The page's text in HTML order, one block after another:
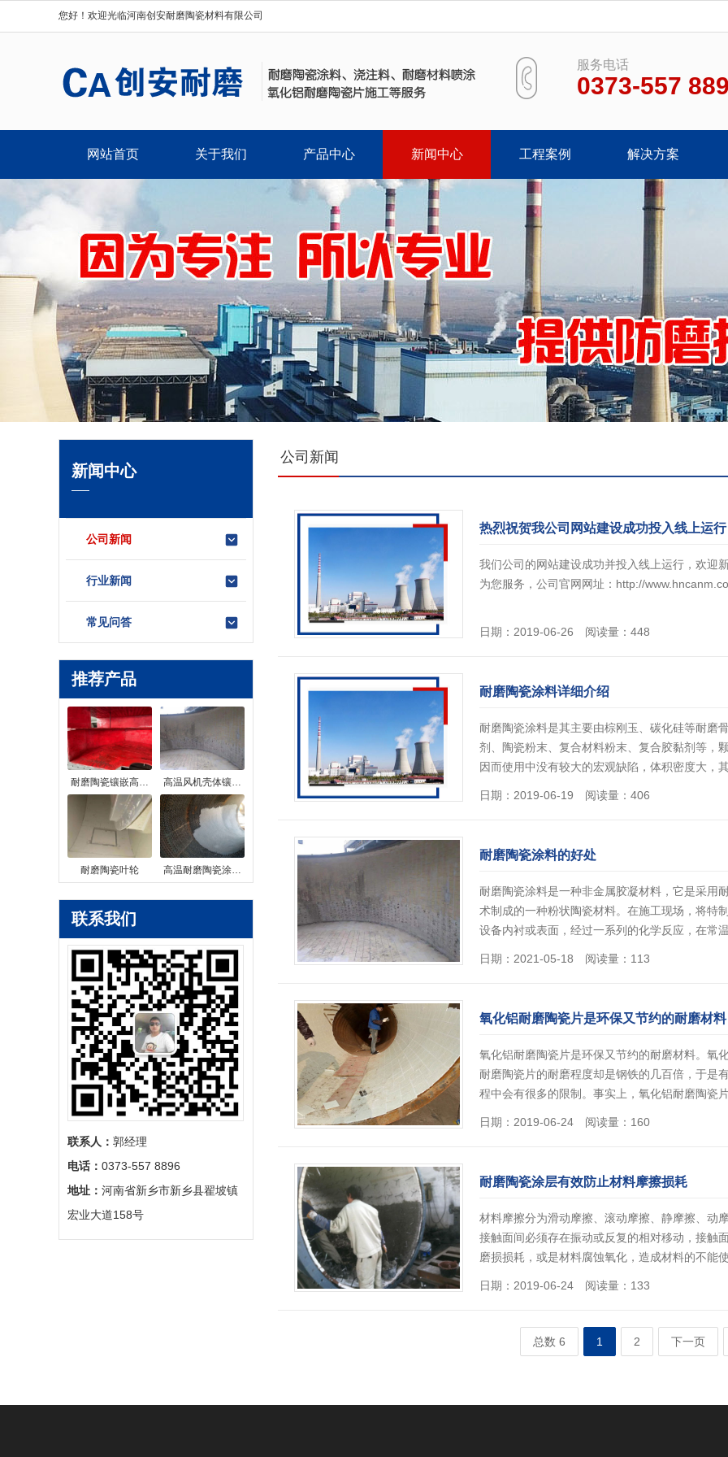
您好！欢迎光临河南创安耐磨陶瓷材料有限公司
服务电话
0373-557
网站首页 关于我们 产品中心 新闻中心 工程案例 解决方案
新闻中心
公司新闻
行业新闻
常见问答
推荐产品
耐磨陶瓷镶嵌高… 高温风机壳体镶…
耐磨陶瓷叶轮 高温耐磨陶瓷涂…
联系我们
联系人： 郭经理
电话： 0373-557 8896
地址： 河南省新乡市新乡县翟坡镇
宏业大道158号
公司新闻
热烈祝贺我公司网站建设成功投入线上运行
我们公司的网站建设成功并投入线上运行，欢迎
为您服务，公司官网网址：http://
日期：2019-06-26 阅读量：448
耐磨陶瓷涂料详细介绍
耐磨陶瓷涂料是其主要由棕刚玉、碳化硅等耐磨
剂、陶瓷粉末、复合材料粉末、复合胶黏剂等，
因而使用中没有较大的宏观缺陷，体积密度大
日期：2019-06-19 阅读量：406
耐磨陶瓷涂料的好处
耐磨陶瓷涂料是一种非金属胶凝材料，它是采用
术制成的一种粉状陶瓷材料。在施工现场，将特
设备内衬或表面，经过一系列的化学反应，在常
日期：2021-05-18 阅读量：113
氧化铝耐磨陶瓷片是环保又节约的耐磨材料
氧化铝耐磨陶瓷片是环保又节约的耐磨材料。氧
耐磨陶瓷片的耐磨程度却是钢铁的几百倍，于是
程中会有很多的限制。事实上，氧化铝耐磨陶瓷
日期：2019-06-24 阅读量：160
耐磨陶瓷涂层有效防止材料摩擦损耗
材料摩擦分为滑动摩擦、滚动摩擦、静摩擦、动
接触面间必须存在振动或反复的相对移动，接触
磨损损耗，或是材料腐蚀氧化，造成材料的不能
日期：2019-06-24 阅读量：133
总数 6 1 2 下一页